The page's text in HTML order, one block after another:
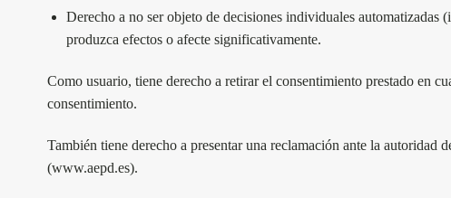
Derecho a no ser objeto de decisiones individuales automatizadas
produzca efectos o afecte significativamente.
Como usuario, tiene derecho a retirar el consentimiento prestado en
consentimiento.
También tiene derecho a presentar una reclamación ante la autoridad
(www.aepd.es).